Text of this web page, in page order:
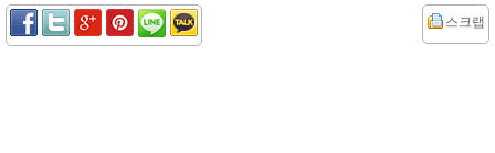
스크랩